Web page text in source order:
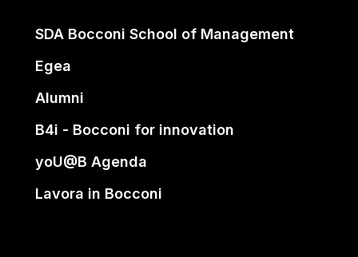
SDA Bocconi School of Management
Egea
Alumni
B4i - Bocconi for innovation
yoU@B Agenda
Lavora in Bocconi